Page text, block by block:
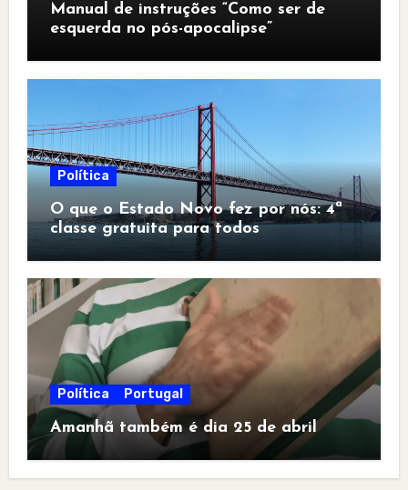
Manual de instruções “Como ser de
esquerda no pós-apocalipse”
Política
O que o Estado Novo fez por nós: 4ª
classe gratuita para todos
Política Portugal
Amanhã também é dia 25 de abril